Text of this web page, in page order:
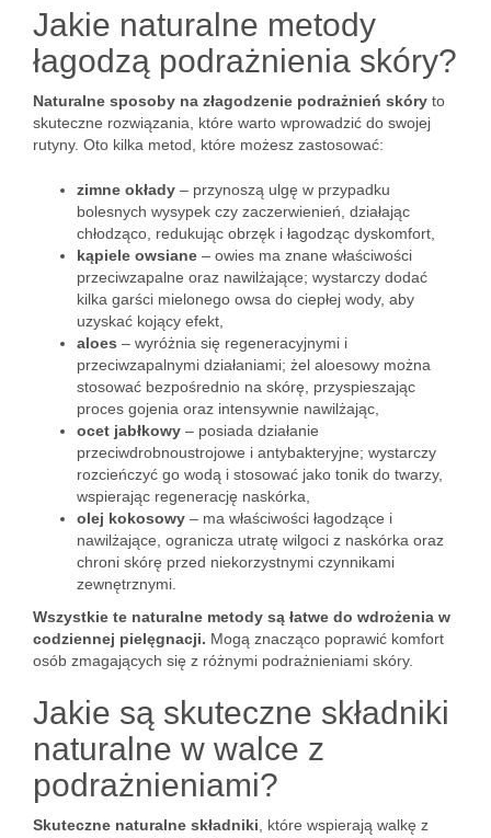
Jakie naturalne metody
łagodzą podrażnienia skóry?
Naturalne sposoby na złagodzenie podrażnień skóry to
skuteczne rozwiązania, które warto wprowadzić do swojej
rutyny. Oto kilka metod, które możesz zastosować:
zimne okłady – przynoszą ulgę w przypadku
bolesnych wysypek czy zaczerwienień, działając
chłodząco, redukując obrzęk i łagodząc dyskomfort,
kąpiele owsiane – owies ma znane właściwości
przeciwzapalne oraz nawilżające; wystarczy dodać
kilka garści mielonego owsa do ciepłej wody, aby
uzyskać kojący efekt,
aloes – wyróżnia się regeneracyjnymi i
przeciwzapalnymi działaniami; żel aloesowy można
stosować bezpośrednio na skórę, przyspieszając
proces gojenia oraz intensywnie nawilżając,
ocet jabłkowy – posiada działanie
przeciwdrobnoustrojowe i antybakteryjne; wystarczy
rozcieńczyć go wodą i stosować jako tonik do twarzy,
wspierając regenerację naskórka,
olej kokosowy – ma właściwości łagodzące i
nawilżające, ogranicza utratę wilgoci z naskórka oraz
chroni skórę przed niekorzystnymi czynnikami
zewnętrznymi.
Wszystkie te naturalne metody są łatwe do wdrożenia w
codziennej pielęgnacji. Mogą znacząco poprawić komfort
osób zmagających się z różnymi podrażnieniami skóry.
Jakie są skuteczne składniki
naturalne w walce z
podrażnieniami?
Skuteczne naturalne składniki , które wspierają walkę z